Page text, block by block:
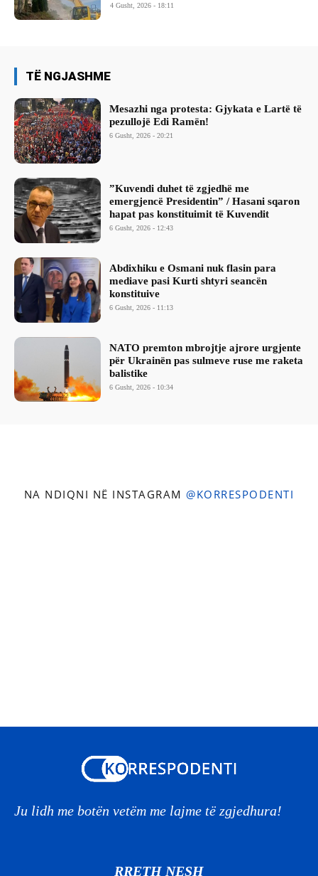
4 Gusht, 2026 - 18:11
TË NGJASHME
Mesazhi nga protesta: Gjykata e Lartë të
pezullojë Edi Ramën!
6 Gusht, 2026 - 20:21
​”Kuvendi duhet të zgjedhë me
emergjencë Presidentin” / Hasani sqaron
hapat pas konstituimit të Kuvendit
6 Gusht, 2026 - 12:43
Abdixhiku e Osmani nuk flasin para
mediave pasi Kurti shtyri seancën
konstituive
6 Gusht, 2026 - 11:13
NATO premton mbrojtje ajrore urgjente
për Ukrainën pas sulmeve ruse me raketa
balistike
6 Gusht, 2026 - 10:34
NA NDIQNI NË INSTAGRAM @KORRESPODENTI
Ju lidh me botën vetëm me lajme të zgjedhura!
RRETH NESH